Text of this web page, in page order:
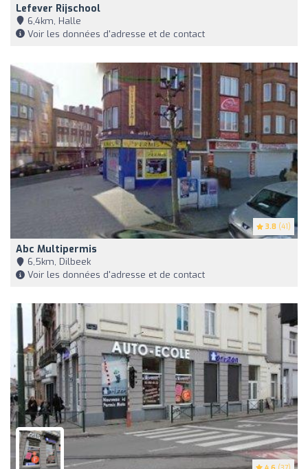
Lefever Rijschool
6,4km, Halle
Voir les données d'adresse et de contact
3.8 (41)
Abc Multipermis
6,5km, Dilbeek
Voir les données d'adresse et de contact